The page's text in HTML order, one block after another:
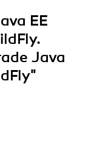
EE
Java